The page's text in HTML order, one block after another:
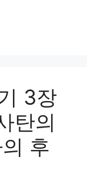
3장
탄의
후